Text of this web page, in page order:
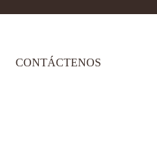
CONTÁCTENOS